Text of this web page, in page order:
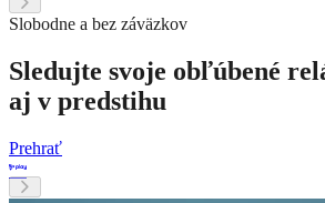
Slobodne a bez záväzkov
Sledujte svoje obľúbené
aj v predstihu
Prehrať